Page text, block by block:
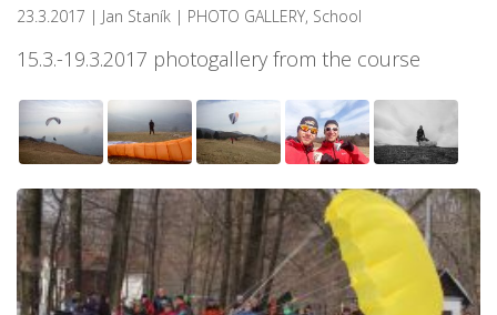
23.3.2017 | Jan Staník | PHOTO GALLERY, School
15.3.-19.3.2017 photogallery from the course